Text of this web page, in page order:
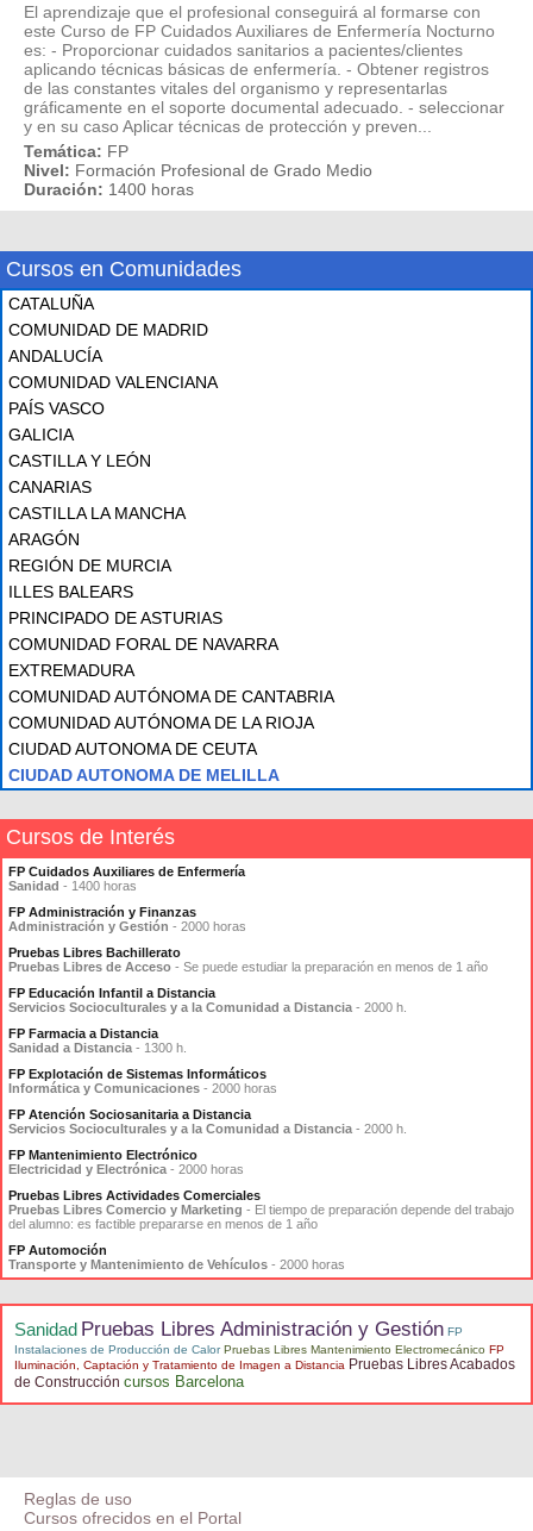
El aprendizaje que el profesional conseguirá al formarse con
este Curso de FP Cuidados Auxiliares de Enfermería Nocturno
es: - Proporcionar cuidados sanitarios a pacientes/clientes
aplicando técnicas básicas de enfermería. - Obtener registros
de las constantes vitales del organismo y representarlas
gráficamente en el soporte documental adecuado. - seleccionar
y en su caso Aplicar técnicas de protección y preven...
Temática: FP
Nivel: Formación Profesional de Grado Medio
Duración: 1400 horas
Cursos en Comunidades
CATALUÑA
COMUNIDAD DE MADRID
ANDALUCÍA
COMUNIDAD VALENCIANA
PAÍS VASCO
GALICIA
CASTILLA Y LEÓN
CANARIAS
CASTILLA LA MANCHA
ARAGÓN
REGIÓN DE MURCIA
ILLES BALEARS
PRINCIPADO DE ASTURIAS
COMUNIDAD FORAL DE NAVARRA
EXTREMADURA
COMUNIDAD AUTÓNOMA DE CANTABRIA
COMUNIDAD AUTÓNOMA DE LA RIOJA
CIUDAD AUTONOMA DE CEUTA
CIUDAD AUTONOMA DE MELILLA
Cursos de Interés
FP Cuidados Auxiliares de Enfermería
Sanidad - 1400 horas
FP Administración y Finanzas
Administración y Gestión - 2000 horas
Pruebas Libres Bachillerato
Pruebas Libres de Acceso - Se puede estudiar la preparación en menos de 1 año
FP Educación Infantil a Distancia
Servicios Socioculturales y a la Comunidad a Distancia - 2000 h.
FP Farmacia a Distancia
Sanidad a Distancia - 1300 h.
FP Explotación de Sistemas Informáticos
Informática y Comunicaciones - 2000 horas
FP Atención Sociosanitaria a Distancia
Servicios Socioculturales y a la Comunidad a Distancia - 2000 h.
FP Mantenimiento Electrónico
Electricidad y Electrónica - 2000 horas
Pruebas Libres Actividades Comerciales
Pruebas Libres Comercio y Marketing - El tiempo de preparación depende del trabajo
del alumno: es factible prepararse en menos de 1 año
FP Automoción
Transporte y Mantenimiento de Vehículos - 2000 horas
Sanidad Pruebas Libres Administración y Gestión FP
Instalaciones de Producción de Calor Pruebas Libres Mantenimiento Electromecánico FP
Iluminación, Captación y Tratamiento de Imagen a Distancia Pruebas Libres Acabados
de Construcción cursos Barcelona
Reglas de uso
Cursos ofrecidos en el Portal